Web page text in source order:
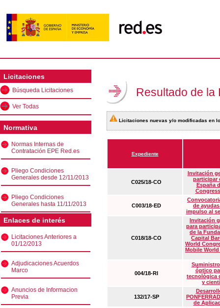
Licitaciones
Búsqueda Licitaciones
Ver Todas
Normativa
Normas Internas de
Contratación EPE Red.es
Pliego Condiciones
Generales desde 12/11/2013
Pliego Condiciones
Generales hasta 11/11/2013
Enlaces de interés
Licitaciones Anteriores a
01/12/2013
Adjudicaciones Acuerdos
Marco
Anuncios de Informacion
Previa
Resultado de la
Licitaciones nuevas y/o modificadas en
Expediente
C025/18-CO
Invitación
participar
España
C003/18-ED
de
impulso al
C018/18-CO
Invitación
para
de la
Capital
World
Mobile
004/18-RI
óptico
tecnológica
y
132/17-SP
de